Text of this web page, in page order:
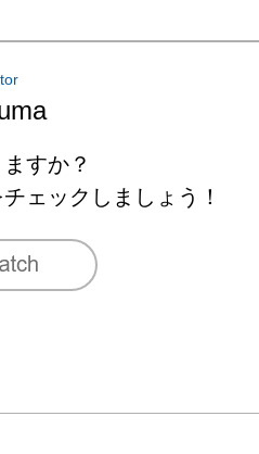
すか？
ェックしましょう！